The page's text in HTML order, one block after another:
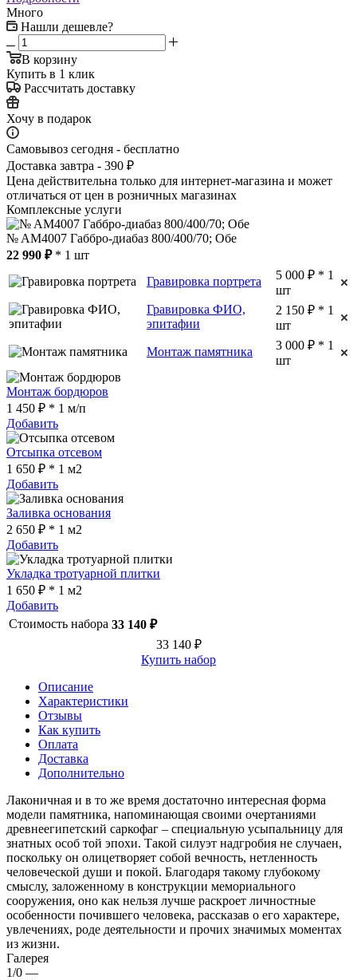
Много
Нашли дешевле?
В корзину
Купить в 1 клик
Рассчитать доставку
Хочу в подарок
Самовывоз сегодня - бесплатно
Доставка завтра - 390 ₽
Цена действительна только для интернет-магазина и может
отличаться от цен в розничных магазинах
Комплексные услуги
№ AM4007 Габбро-диабаз 800/400/70; Обе
22 990 ₽* 1 шт
Гравировка портрета
5 000 ₽ * 1
шт
Гравировка ФИО,
эпитафии
2 150 ₽ * 1
шт
Монтаж памятника
3 000 ₽ * 1
шт
Монтаж бордюров
1 450 ₽ * 1 м/п
Добавить
Отсыпка отсевом
1 650 ₽ * 1 м2
Добавить
Заливка основания
2 650 ₽ * 1 м2
Добавить
Укладка тротуарной плитки
1 650 ₽ * 1 м2
Добавить
Стоимость набора 33 140 ₽
33 140 ₽
Купить набор
Описание
Характеристики
Отзывы
Как купить
Оплата
Доставка
Дополнительно
Лаконичная и в то же время достаточно интересная форма
модели памятника, напоминающая своими очертаниями
древнеегипетский саркофаг – специальную усыпальницу для
знатных особ той эпохи. Такой силуэт надгробия не случаен,
поскольку он олицетворяет собой вечность, нетленность
человеческой души и покой. Благодаря такому глубокому
смыслу, заложенному в конструкции мемориального
сооружения, оно как нельзя лучше раскроет личностные
особенности почившего человека, рассказав о его характере,
увлечениях, роде деятельности и прочих значимых моментах
из жизни.
Галерея
1/0 —